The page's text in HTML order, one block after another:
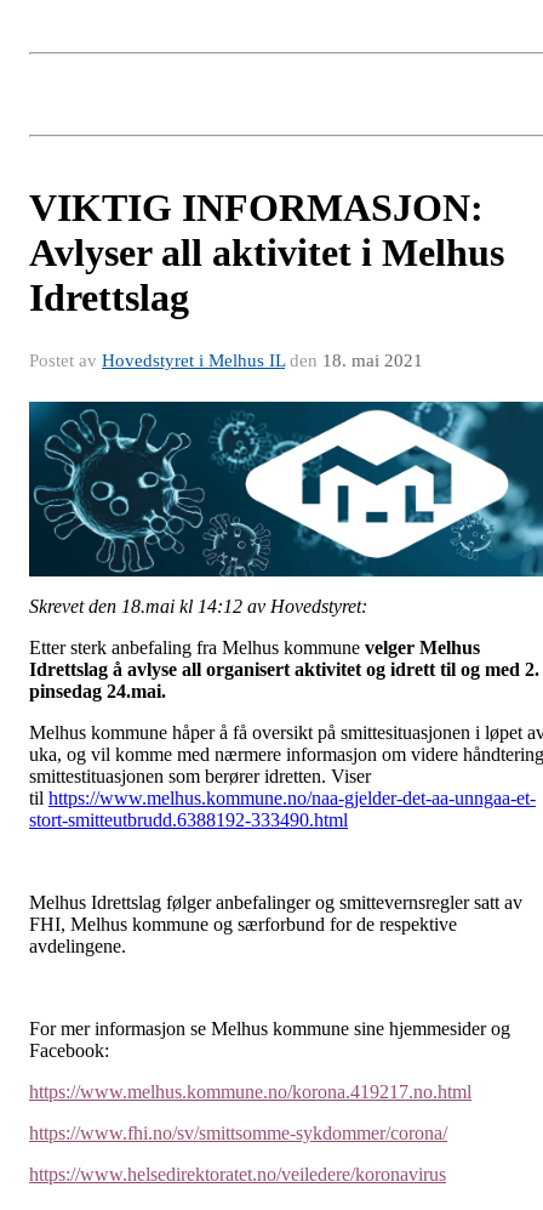
VIKTIG INFORMASJON:
Avlyser all aktivitet i Melhus
Idrettslag
Postet av Hovedstyret i Melhus ILden 18. mai 2021
Skrevet den 18.mai kl 14:12 av Hovedstyret:
Etter sterk anbefaling fra Melhus kommune velger Melhus
Idrettslag å avlyse all organisert aktivitet og idrett til og med 2.
pinsedag 24.mai.
Melhus kommune håper å få oversikt på smittesituasjonen i løpet
uka, og vil komme med nærmere informasjon om videre håndtering
smittestituasjonen som berører idretten. Viser
til https://www.melhus.kommune.no/naa-gjelder-det-aa-unngaa-et-
stort-smitteutbrudd.6388192-333490.html
Melhus Idrettslag følger anbefalinger og smittevernsregler satt av
FHI, Melhus kommune og særforbund for de respektive
avdelingene.
For mer informasjon se Melhus kommune sine hjemmesider og
Facebook:
https://www.melhus.kommune.no/korona.419217.no.html
https://www.fhi.no/sv/smittsomme-sykdommer/corona/
https://www.helsedirektoratet.no/veiledere/koronavirus